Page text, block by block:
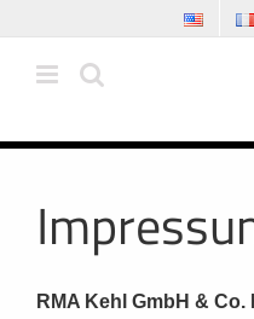
Inhalt
springen
RMA Kehl GmbH & Co.